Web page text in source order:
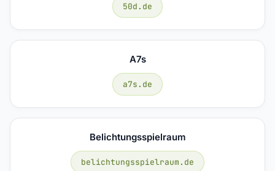
50d.de
A7s
a7s.de
Belichtungsspielraum
belichtungsspielraum.de